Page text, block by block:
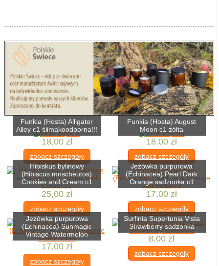
Funkia (Hosta) Alligator
Alley c1 ślimakoodporna!!!
18,00 zł
zobacz szczegóły
Funkia (Hosta) August
Moon c1 żółta
18,00 zł
zobacz szczegóły
Hibiskus bylinowy
(Hibiscus moscheutos)
Cookies and Cream c1
25,00 zł
zobacz szczegóły
Jeżówka purpurowa
(Echinacea) Pearl Dark
Orange sadzonka c1
17,00 zł
zobacz szczegóły
Jeżówka purpurowa
(Echinacea) Sunmagic
Vintage Watermelon
17,00 zł
zobacz szczegóły
Surfinia Supertunia Vista
Strawberry sadzonka
8,00 zł
zobacz szczegóły